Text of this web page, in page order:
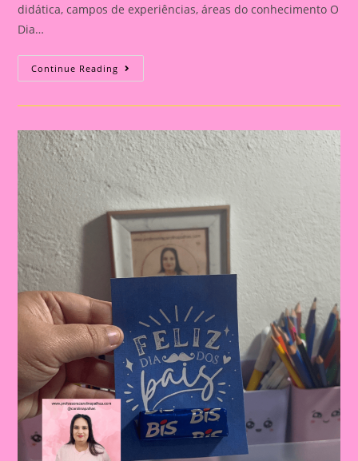
didática, campos de experiências, áreas do conhecimento O
Dia…
Continue Reading Cartão
Lembrança
O
Pais
|
Dia
Dos
Pais:
Celebrando
A
Importância
Da
Figura
Paterna